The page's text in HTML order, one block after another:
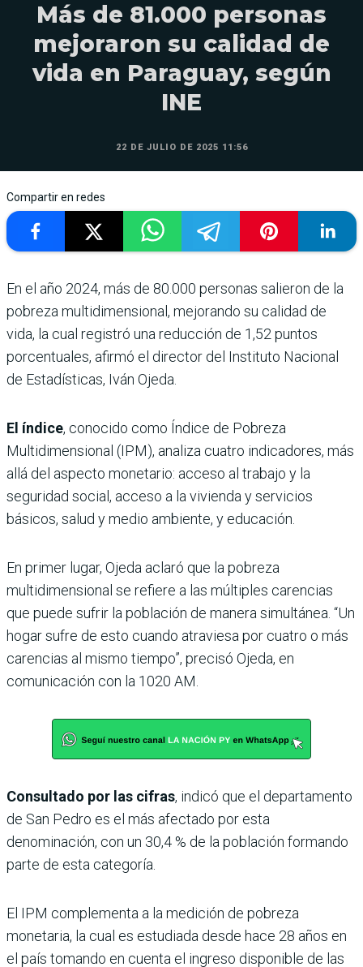
Más de 81.000 personas
mejoraron su calidad de
vida en Paraguay, según
INE
22 DE JULIO DE 2025 11:56
Compartir en redes
En el año 2024, más de 80.000 personas salieron de la
pobreza multidimensional, mejorando su calidad de
vida, la cual registró una reducción de 1,52 puntos
porcentuales, afirmó el director del Instituto Nacional
de Estadísticas, Iván Ojeda.
El índice, conocido como Índice de Pobreza
Multidimensional (IPM), analiza cuatro indicadores, más
allá del aspecto monetario: acceso al trabajo y la
seguridad social, acceso a la vivienda y servicios
básicos, salud y medio ambiente, y educación.
En primer lugar, Ojeda aclaró que la pobreza
multidimensional se refiere a las múltiples carencias
que puede sufrir la población de manera simultánea. “Un
hogar sufre de esto cuando atraviesa por cuatro o más
carencias al mismo tiempo”, precisó Ojeda, en
comunicación con la 1020 AM.
Consultado por las cifras, indicó que el departamento
de San Pedro es el más afectado por esta
denominación, con un 30,4 % de la población formando
parte de esta categoría.
El IPM complementa a la medición de pobreza
monetaria, la cual es estudiada desde hace 28 años en
el país tomando en cuenta el ingreso disponible de las